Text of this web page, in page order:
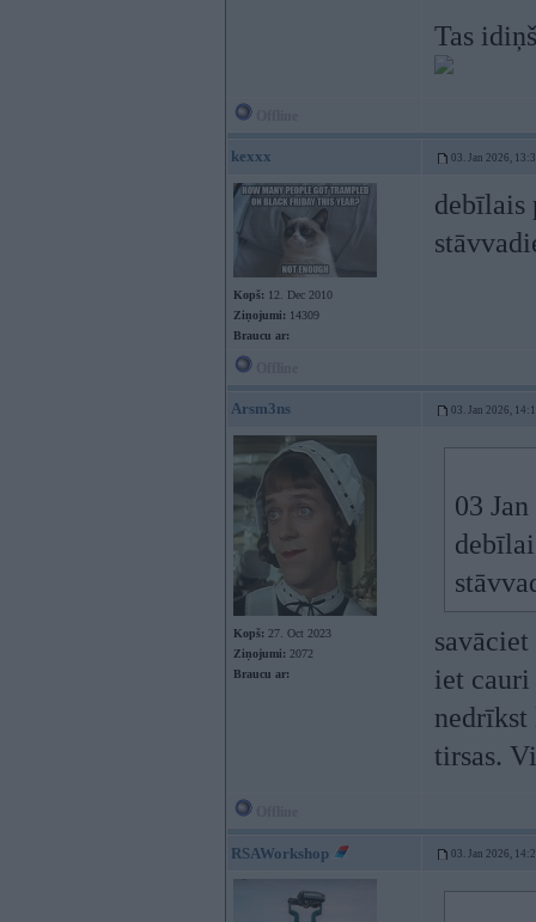
Tas
kexxx 03. Jan 2026,
Kopš: 12. Dec 2010
Ziņojumi: 14309
Braucu ar:
debīlais
Arsm3ns 03. Jan 2026,
Kopš: 27. Oct 2023
Ziņojumi: 2072
Braucu ar:
03
iet cauri
tirsas.
RSAWorkshop 03. Jan 2026,